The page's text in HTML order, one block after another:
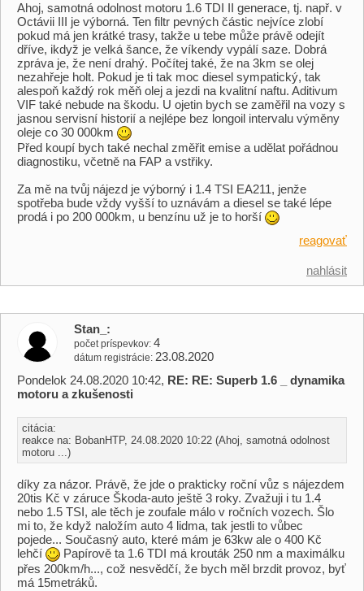
Ahoj, samotná odolnost motoru 1.6 TDI II generace, tj. např. v
Octávii III je výborná. Ten filtr pevných částic nejvíce zlobí
pokud má jen krátké trasy, takže u tebe může právě odejít
dříve, ikdyž je velká šance, že víkendy vypálí saze. Dobrá
zpráva je, že není drahý. Počítej také, že na 3km se olej
nezahřeje holt. Pokud je ti tak moc diesel sympatický, tak
alespoň každý rok měň olej a jezdi na kvalitní naftu. Aditivum
VIF také nebude na škodu. U ojetin bych se zaměřil na vozy s
jasnou servisní historií a nejlépe bez longoil intervalu výměny
oleje co 30 000km
Před koupí bych také nechal změřit emise a udělat pořádnou
diagnostiku, včetně na FAP a vstřiky.
Za mě na tvůj nájezd je výborný i 1.4 TSI EA211, jenže
spotřeba bude vždy vyšší to uznávám a diesel se také lépe
prodá i po 200 000km, u benzínu už je to horší
reagovať
nahlásit
Stan_
počet príspevkov 4
dátum registrácie 23.08.2020
Pondelok 24.08.2020 10:42, RE: RE: Superb 1.6 _ dynamika
motoru a zkušenosti
citácia:
reakce na: BobanHTP, 24.08.2020 10:22 (Ahoj, samotná odolnost
motoru ...)
díky za názor. Právě, že jde o prakticky roční vůz s nájezdem
20tis Kč v záruce Škoda-auto ještě 3 roky. Zvažuji i tu 1.4
nebo 1.5 TSI, ale těch je zoufale málo v ročních vozech. Šlo
mi to, že když naložím auto 4 lidma, tak jestli to vůbec
pojede... Současný auto, které mám je 63kw ale o 400 Kč
lehčí
Papírově ta 1.6 TDI má krouták 250 nm a maximálku
přes 200km/h..., což nesvědčí, že bych měl brzdit provoz, byť
má 15metráků.